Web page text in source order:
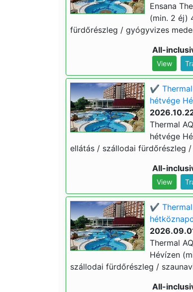
Ensana
(min. 2 éj)
fürdőrészleg / gyógyvizes
All-
View
✔️ Thermal
hétvége
Thermal
hétvége
ellátás / szállodai fürdőrészleg
All-
View
✔️ Thermal
Thermal
Hévízen
szállodai fürdőrészleg /
All-